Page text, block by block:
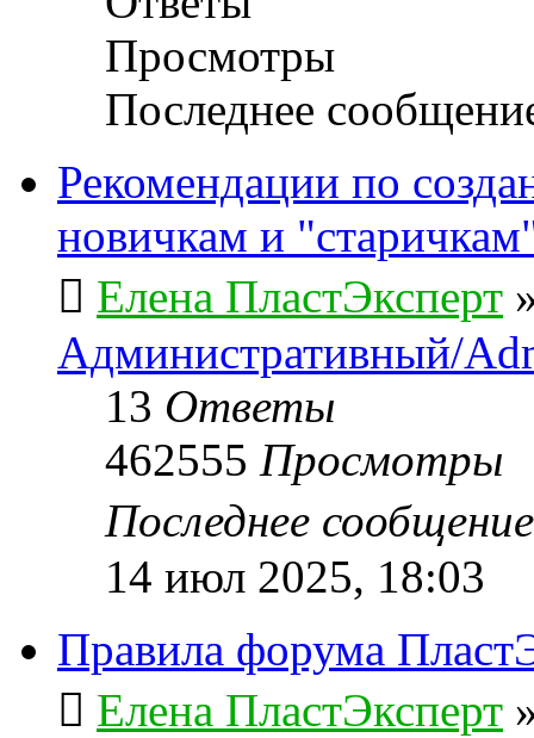
Просмотры
Последнее
Рекомендации по
новичкам и
Елена ПластЭксперт
Административный/
13 Ответы
462555 Просмотры
Последнее
14 июл 2025, 18:03
Правила форума
Елена ПластЭксперт